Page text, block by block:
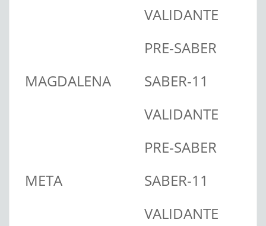
VALIDANTE
MAGDALENA
PRE-SABER
SABER-11
VALIDANTE
META
PRE-SABER
SABER-11
VALIDANTE